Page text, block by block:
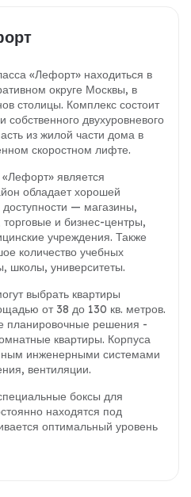
«Лефорт» находиться в
округе Москвы, в
столицы. Комплекс состоит
двухуровневого
из жилой части дома в
скоростном лифте.
является
обладает хорошей
— магазины,
и бизнес-центры,
учреждения. Также
количество учебных
школы, университеты.
выбрать квартиры
от 38 до 130 кв. метров.
планировочные решения -
квартиры. Корпуса
инженерными системами
вентиляции.
боксы для
находятся под
оптимальный уровень